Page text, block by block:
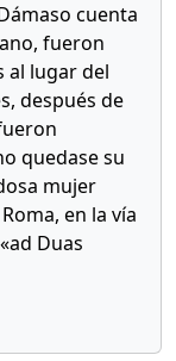
cuenta
fueron
al lugar del
después de
quedase su
mujer
en la vía
Duas